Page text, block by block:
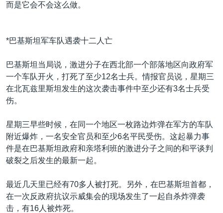
而是它会不会这么做。
*巴基斯坦军车队遇袭十二人亡
巴基斯坦当局说，激进分子在西北部一个部落地区向政府军
一个车队开火，打死了至少12名士兵。情报官员说，星期三
在北瓦兹里斯坦发生的这次袭击事件中至少还有3名士兵受
伤。
星期三早些时候，在同一个地区一枚路边炸弹在军方的车队
附近爆炸，一名安全官员和至少6名平民受伤。这起暴力事
件是在巴基斯坦政府和亲塔利班的激进分子之间的和平谈判
破裂之后发生的最新一起。
最近几天里已经有70多人被打死。另外，在巴基斯坦首都，
在一次反政府抗议示威集会的现场发生了一起自杀炸弹袭
击，有16人被炸死。